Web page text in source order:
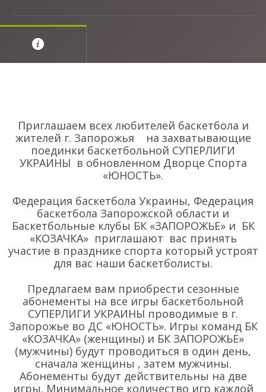
Приглашаем всех любителей баскетбола и
жителей г. Запорожья на захватывающие
поединки баскетбольной СУПЕРЛИГИ
УКРАИНЫ в обновленном Дворце Спорта
«ЮНОСТЬ».
Федерация баскетбола Украины, Федерация
баскетбола Запорожской области и
Баскетбольные клубы БК «ЗАПОРОЖЬЕ» и БК
«КОЗАЧКА» приглашают вас принять
участие в празднике спорта который устроят
для вас наши баскетболисты.
Предлагаем вам приобрести сезонные
абонементы на все игры баскетбольной
СУПЕРЛИГИ УКРАИНЫ проводимые в г.
Запорожье во ДС «ЮНОСТЬ». Игры команд БК
«КОЗАЧКА» (женщины) и БК ЗАПОРОЖЬЕ»
(мужчины) будут проводиться в один день,
сначала женщины , затем мужчины.
Абонементы будут действительны на две
игры. Минимальное количество игр каждой